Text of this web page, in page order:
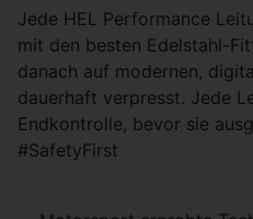
Jede HEL Performance
mit den besten Edelstahl-
danach auf modernen,
dauerhaft verpresst. Jede
Endkontrolle, bevor sie
#SafetyFirst